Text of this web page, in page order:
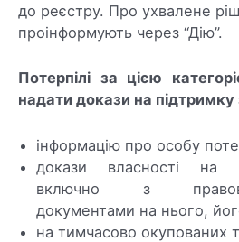
до реєстру. Про ухвалене
проінформують через “Дію”.
Потерпілі за цією
надати докази на
інформацію про особу
докази власності на
включно з
документами на нього,
на тимчасово окупованих